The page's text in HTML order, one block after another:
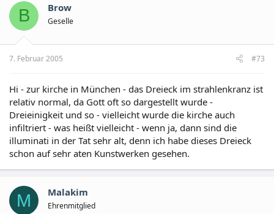
B Brow
Geselle
7. Februar 2005 #73
Hi - zur kirche in München - das Dreieck im strahlenkranz ist
relativ normal, da Gott oft so dargestellt wurde -
Dreieinigkeit und so - vielleicht wurde die kirche auch
infiltriert - was heißt vielleicht - wenn ja, dann sind die
illuminati in der Tat sehr alt, denn ich habe dieses Dreieck
schon auf sehr aten Kunstwerken gesehen.
M Malakim
Ehrenmitglied